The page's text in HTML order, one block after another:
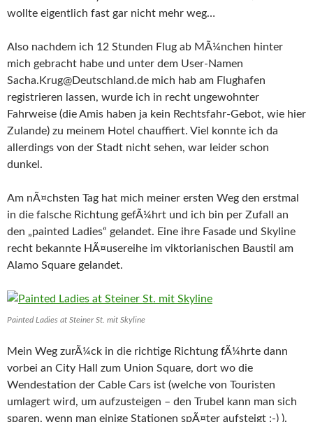
wollte eigentlich fast gar nicht mehr weg…
Also nachdem ich 12 Stunden Flug ab MÃ¼nchen hinter
mich gebracht habe und unter dem User-Namen
Sacha.Krug@Deutschland.de mich hab am Flughafen
registrieren lassen, wurde ich in recht ungewohnter
Fahrweise (die Amis haben ja kein Rechtsfahr-Gebot, wie hier
Zulande) zu meinem Hotel chauffiert. Viel konnte ich da
allerdings von der Stadt nicht sehen, war leider schon
dunkel.
Am nÃ¤chsten Tag hat mich meiner ersten Weg den erstmal
in die falsche Richtung gefÃ¼hrt und ich bin per Zufall an
den „painted Ladies“ gelandet. Eine ihre Fasade und Skyline
recht bekannte HÃ¤usereihe im viktorianischen Baustil am
Alamo Square gelandet.
Painted Ladies at Steiner St. mit Skyline
Mein Weg zurÃ¼ck in die richtige Richtung fÃ¼hrte dann
vorbei an City Hall zum Union Square, dort wo die
Wendestation der Cable Cars ist (welche von Touristen
umlagert wird, um aufzusteigen – den Trubel kann man sich
sparen, wenn man einige Stationen spÃ¤ter aufsteigt ;-) ).